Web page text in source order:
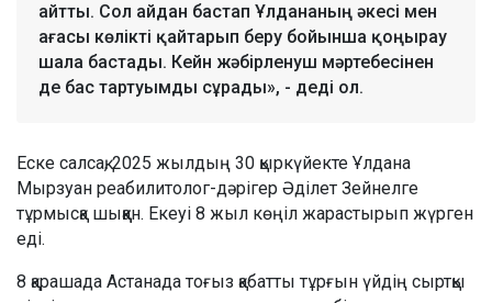
айтты. Сол айдан бастап Ұлдананың әкесі мен
ағасы көлікті қайтарып беру бойынша қоңырау
шала бастады. Кейн жәбірленуш мәртебесінен
де бас тартуымды сұрады», - деді ол.
Еске салсақ, 2025 жылдың 30 қыркүйекте Ұлдана
Мырзуан реабилитолог-дәрігер Әділет Зейнелге
тұрмысқа шыққан. Екеуі 8 жыл көңіл жарастырып жүрген
еді.
8 қарашада Астанада тоғыз қабатты тұрғын үйдің сыртқы